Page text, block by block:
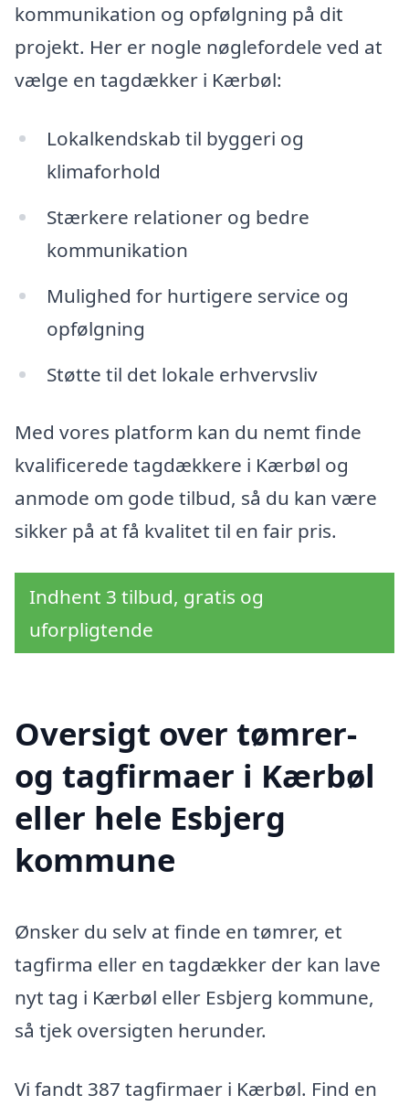
kommunikation og opfølgning på dit
projekt. Her er nogle nøglefordele ved at
vælge en tagdækker i Kærbøl:
Lokalkendskab til byggeri og
klimaforhold
Stærkere relationer og bedre
kommunikation
Mulighed for hurtigere service og
opfølgning
Støtte til det lokale erhvervsliv
Med vores platform kan du nemt finde
kvalificerede tagdækkere i Kærbøl og
anmode om gode tilbud, så du kan være
sikker på at få kvalitet til en fair pris.
Indhent 3 tilbud, gratis og
uforpligtende
Oversigt over tømrer-
og tagfirmaer i Kærbøl
eller hele Esbjerg
kommune
Ønsker du selv at finde en tømrer, et
tagfirma eller en tagdækker der kan lave
nyt tag i Kærbøl eller Esbjerg kommune,
så tjek oversigten herunder.
Vi fandt 387 tagfirmaer i Kærbøl. Find en